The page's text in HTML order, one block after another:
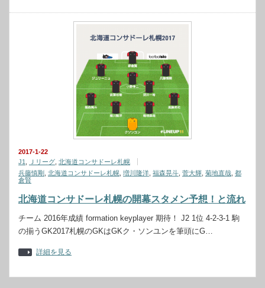
2017-1-22
J1
Ｊリーグ 北海道コンサドーレ札幌
兵藤慎剛
北海道コンサドーレ札幌 増川隆洋 福森晃斗 菅大輝 菊地直哉 都
倉賢
北海道コンサドーレ札幌の開幕スタメン予想！と流れ
チーム 2016年成績 formation keyplayer 期待！ J2 1位 4-2-3-1 駒
の揃うGK2017札幌のGKはGKク・ソンユンを筆頭にG…
詳細を見る